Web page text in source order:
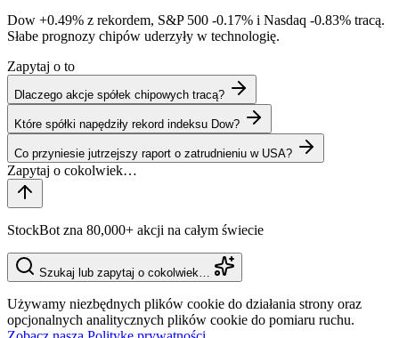
Dow +0.49% z rekordem, S&P 500 -0.17% i Nasdaq -0.83% tracą.
Słabe prognozy chipów uderzyły w technologię.
Zapytaj o to
Dlaczego akcje spółek chipowych tracą?
Które spółki napędziły rekord indeksu Dow?
Co przyniesie jutrzejszy raport o zatrudnieniu w USA?
StockBot zna 80,000+ akcji na całym świecie
Szukaj lub zapytaj o cokolwiek…
Używamy niezbędnych plików cookie do działania strony oraz
opcjonalnych analitycznych plików cookie do pomiaru ruchu.